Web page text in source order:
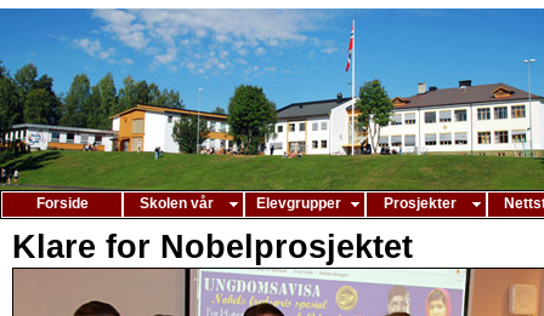
Forside Skolen vår Elevgrupper Prosjekter
Klare for Nobelprosjektet